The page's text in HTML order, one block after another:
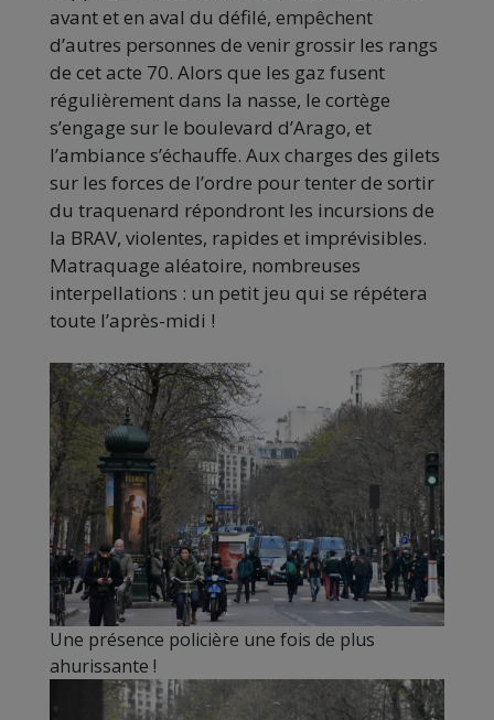
avant et en aval du défilé, empêchent
d’autres personnes de venir grossir les rangs
de cet acte 70. Alors que les gaz fusent
régulièrement dans la nasse, le cortège
s’engage sur le boulevard d’Arago, et
l’ambiance s’échauffe. Aux charges des gilets
sur les forces de l’ordre pour tenter de sortir
du traquenard répondront les incursions de
la BRAV, violentes, rapides et imprévisibles.
Matraquage aléatoire, nombreuses
interpellations : un petit jeu qui se répétera
toute l’après-midi !
Une présence policière une fois de plus
ahurissante !